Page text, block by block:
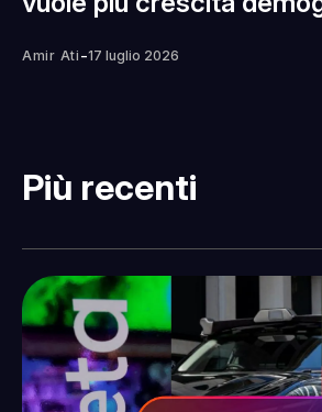
Amir Ati -17 luglio 2026
Più recenti